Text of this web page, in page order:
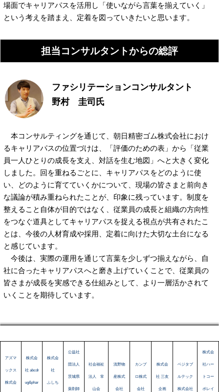
場面でキャリアパスを活用し「使いながら言葉を揃えていく」
という考えを踏まえ、定着を図っていきたいと思います。
担当コンサルタントからの総評
ファシリテーションコンサルタント
野村 圭司氏
本コンサルティングを通じて、朝日精密ゴム株式会社におけ
るキャリアパスの位置づけは、「評価のための表」から「従業
員一人ひとりの成長を支え、対話を生む地図」へと大きく変化
しました。回を重ねるごとに、キャリアパスをどのように使
い、どのように育てていくかについて、現場の皆さまと前向き
な議論が積み重ねられたことが、印象に残っています。制度を
整えること自体が目的ではなく、従業員の成長と組織の方向性
をつなぐ道具としてキャリアパスを捉える視点が共有されたこ
とは、今後の人材育成や採用、定着に向けた大切な土台になる
と感じています。
今後は、実際の運用を通じて言葉を少しずつ揃えながら、自
社に合ったキャリアパスへと磨き上げていくことで、従業員の
皆さまが成長を実感できる仕組みとして、より一層活かされて
いくことを期待しています。
アズマ
ックス
株式会
株式会
社 abcdr
ug&phar
株式会
社
ふしち
公益社
団法人
茨城県
薬剤師
社会福祉
法人 常
山会
浅野物
産株式
会社
カンプ
ロ株式
会社
株式会
社 三友
企画
ベジタブ
ルテック
株式会社
株式会
社ハー
トコー
ポレイ